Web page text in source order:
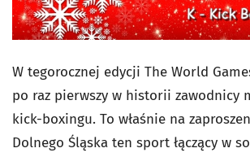
W tegorocznej edycji The World
po raz pierwszy w historii zawodnicy
kick-boxingu. To właśnie na
Dolnego Śląska ten sport łączący w